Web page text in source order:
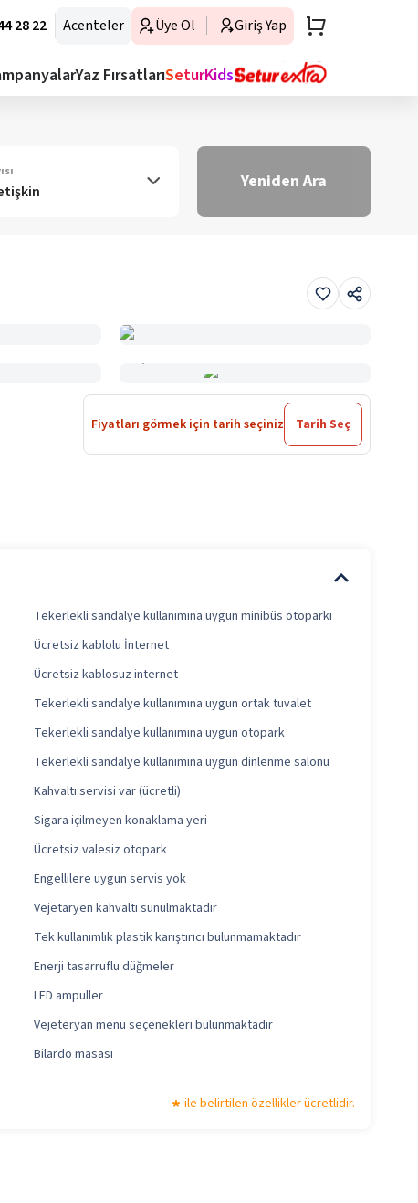
28 22 Acenteler Üye Ol Giriş Yap
Yaz FırsatlarıSeturKids
Yeniden Ara
Fiyatları görmek için tarih seçiniz Tarih Seç
Tekerlekli sandalye kullanımına uygun minibüs otoparkı
Ücretsiz kablolu İnternet
Ücretsiz kablosuz internet
Tekerlekli sandalye kullanımına uygun ortak tuvalet
Tekerlekli sandalye kullanımına uygun otopark
Tekerlekli sandalye kullanımına uygun dinlenme salonu
Kahvaltı servisi var (ücretli)
Sigara içilmeyen konaklama yeri
Ücretsiz valesiz otopark
Engellilere uygun servis yok
Vejetaryen kahvaltı sunulmaktadır
Tek kullanımlık plastik karıştırıcı bulunmamaktadır
Enerji tasarruflu düğmeler
LED ampuller
Vejeteryan menü seçenekleri bulunmaktadır
Bilardo masası
ile belirtilen özellikler ücretlidir.